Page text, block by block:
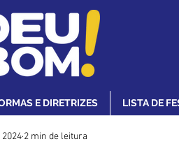
E DIRETRIZES LISTA DE
2024 2 min de leitura